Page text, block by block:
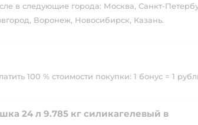
в следующие города: Москва, Санкт-
Воронеж, Новосибирск, Казань.
100 % стоимости покупки: 1 бонус = 1
24 л 9.785 кг силикагелевый в